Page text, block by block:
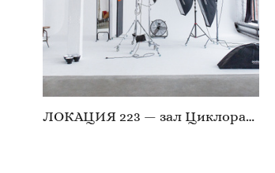
ЛОКАЦИЯ 223 — зал Циклорама